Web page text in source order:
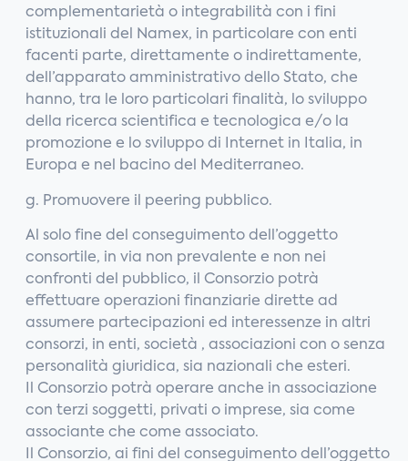
complementarietà o integrabilità con i fini
istituzionali del Namex, in particolare con enti
facenti parte, direttamente o indirettamente,
dell’apparato amministrativo dello Stato, che
hanno, tra le loro particolari finalità, lo sviluppo
della ricerca scientifica e tecnologica e/o la
promozione e lo sviluppo di Internet in Italia, in
Europa e nel bacino del Mediterraneo.
g. Promuovere il peering pubblico.
Al solo fine del conseguimento dell’oggetto
consortile, in via non prevalente e non nei
confronti del pubblico, il Consorzio potrà
effettuare operazioni finanziarie dirette ad
assumere partecipazioni ed interessenze in altri
consorzi, in enti, società , associazioni con o senza
personalità giuridica, sia nazionali che esteri.
Il Consorzio potrà operare anche in associazione
con terzi soggetti, privati o imprese, sia come
associante che come associato.
Il Consorzio, ai fini del conseguimento dell’oggetto